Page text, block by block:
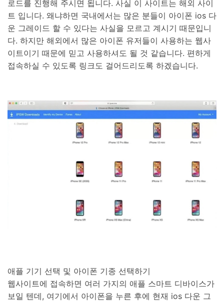
로드를 진행해 주시면 됩니다. 사실 이 사이트는 해외 사이
트 입니다. 왜냐하면 국내에서는 많은 분들이 아이폰 ios 다
운 그레이드 할 수 있다는 사실을 모르고 계시기 때문입니
다. 하지만 해외에서 많은 아이폰 유저들이 사용하는 웹사
이트이기 때문에 믿고 사용하셔도 될 것 같습니다. 편하게
접속하실 수 있도록 링크도 걸어드리도록 하겠습니다.
애플 기기 선택 및 아이폰 기종 선택하기
웹사이트에 접속하면 여러 가지의 애플 스마트 디바이스가
보일 텐데, 여기에서 아이폰을 누른 후에 현재 ios 다운 그